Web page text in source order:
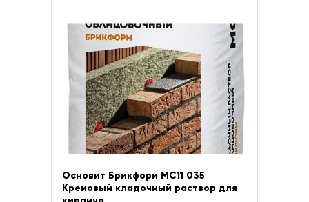
Основит Брикформ МС11 035
Кремовый кладочный раствор для